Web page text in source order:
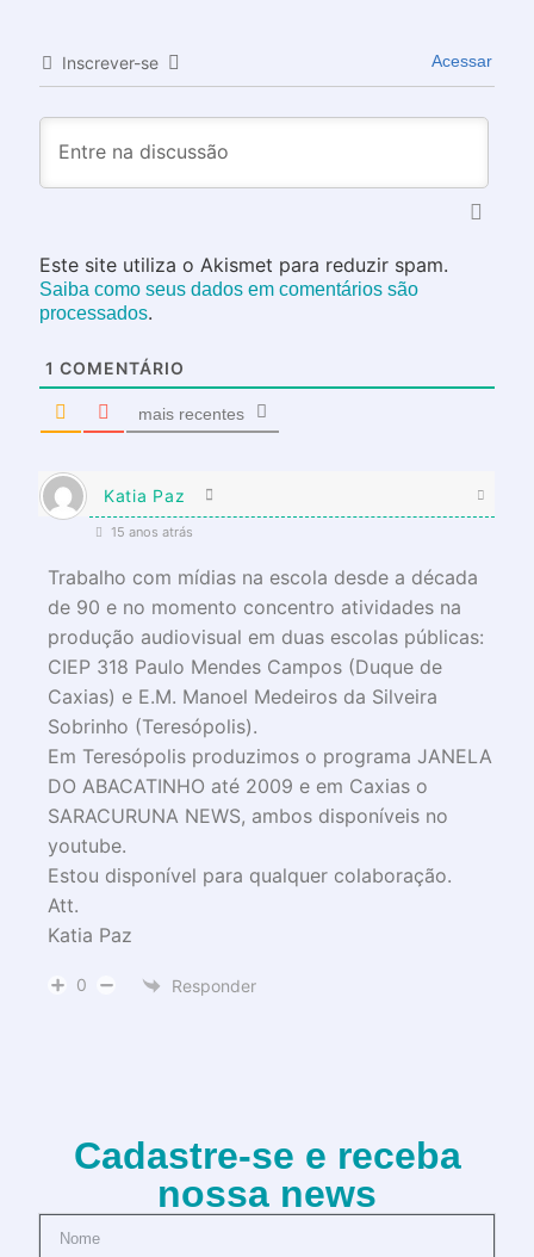
Inscrever-se Acessar
Este site utiliza o Akismet para reduzir spam.
Saiba como seus dados em comentários são
processados.
1 COMENTÁRIO
mais recentes
Katia Paz
15 anos atrás
Trabalho com mídias na escola desde a década
de 90 e no momento concentro atividades na
produção audiovisual em duas escolas públicas:
CIEP 318 Paulo Mendes Campos (Duque de
Caxias) e E.M. Manoel Medeiros da Silveira
Sobrinho (Teresópolis).
Em Teresópolis produzimos o programa JANELA
DO ABACATINHO até 2009 e em Caxias o
SARACURUNA NEWS, ambos disponíveis no
youtube.
Estou disponível para qualquer colaboração.
Att.
Katia Paz
0 Responder
Cadastre-se e receba
nossa news